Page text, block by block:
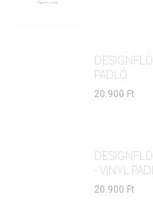
PADLÓ
20.900 Ft
- VINYL
20.900 Ft